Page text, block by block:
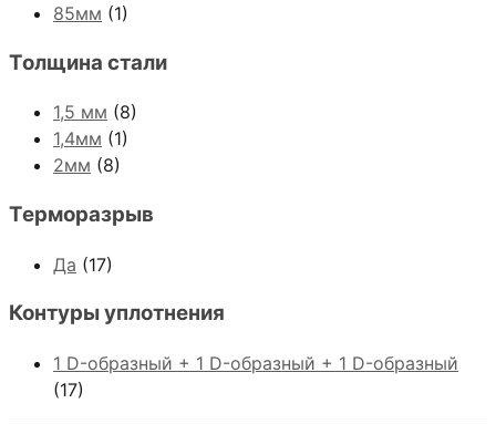
85мм (1)
Толщина стали
1,5 мм (8)
1,4мм (1)
2мм (8)
Терморазрыв
Да (17)
Контуры уплотнения
1 D-образный + 1 D-образный + 1 D-образный
(17)